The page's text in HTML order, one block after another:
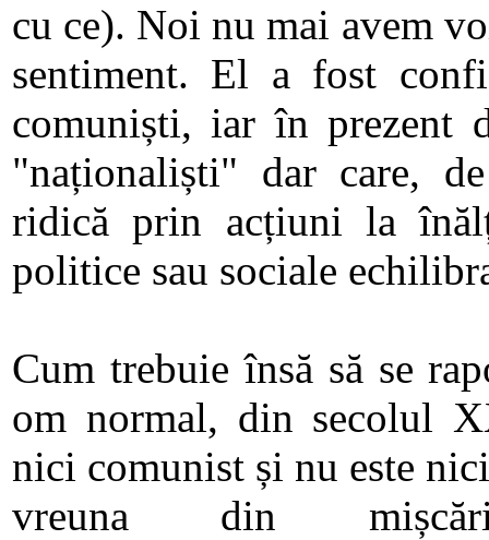
cu ce). Noi nu mai avem
sentiment. El a fost
comuniști, iar în prezent
"naționaliști" dar care,
ridică prin acțiuni la
politice sau sociale
Cum trebuie însă să se
om normal, din secolul
nici comunist și nu este
vreuna din